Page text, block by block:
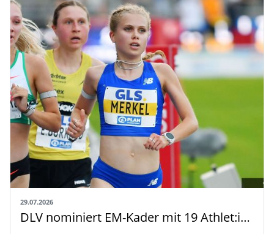
29.07.2026
DLV nominiert EM-Kader mit 19 Athlet:innen aus Baden-Württemberg